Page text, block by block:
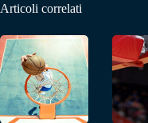
Articoli correlati